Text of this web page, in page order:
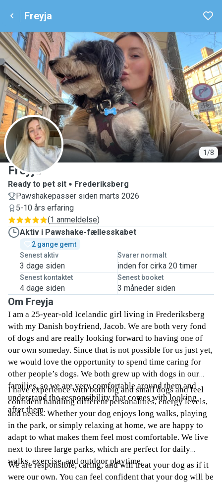
Freyja
1/8
F
Freyja
Ready to pet sit
Frederiksberg
Pawshakepasser siden marts 2026
5-10 års erfaring
(1 anmeldelse)
Aktiv i Pawshake-fællesskabet
2 gange gemt
Senest aktiv
3 dage siden
Svarer normalt
inden for cirka 20 timer
Senest kontaktet
4 dage siden
Senest booket
3 måneder siden
Om Freyja
I am a 25-year-old Icelandic girl living in Frederiksberg
with my Danish boyfriend, Jacob. We are both very fond
of dogs and are really looking forward to having one of
our own someday. Since that is not possible for us just yet,
we would love the opportunity to spend time caring for
other people’s dogs. We both grew up with dogs in our
families, so we are very comfortable around them and
understand the responsibility that comes with looking
after them.
I have experience with both big and small dogs and feel
confident handling different personalities, energy levels,
and needs. Whether your dog enjoys long walks, playing
in the park, or simply relaxing at home, we are happy to
adapt to what makes them feel most comfortable. We live
next to three large parks, which are perfect for daily
walks, exercise, and outdoor playtime.
We are responsible, caring, and will treat your dog as if it
were our own. You can feel confident that your dog will be